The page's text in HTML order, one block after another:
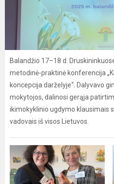
Balandžio 17–18 d.
metodinė-praktinė konferencija
koncepcija darželyje“. Dalyvavo
mokytojos, dalinosi gerąja
ikimokyklinio ugdymo klausimais
vadovais iš visos Lietuvos.